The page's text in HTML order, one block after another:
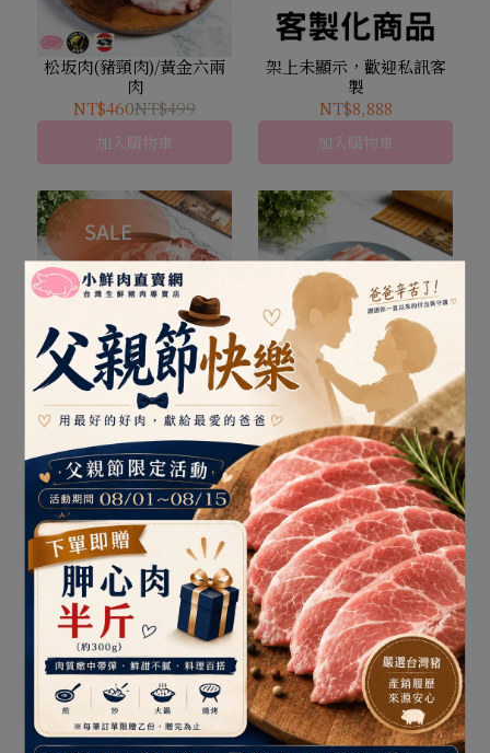
松坂肉(豬頸肉)/黃金六兩
肉
NT$460NT$499
加入購物車
架上未顯示，歡迎私訊客
製
NT$8,888
加入購物車
梅花肉
NT$255NT$280
加入購物車
火鍋豬肉片
NT$245
加入購物車
肉絲
腰內肉(小里肌)